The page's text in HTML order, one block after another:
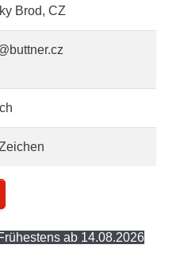
Brod, CZ
ab 14.08.2026